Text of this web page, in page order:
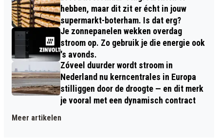
hebben, maar dit zit er écht in jouw
supermarkt-boterham. Is dat erg?
Je zonnepanelen wekken overdag
stroom op. Zo gebruik je die energie ook
's avonds.
Zóveel duurder wordt stroom in
Nederland nu kerncentrales in Europa
stilliggen door de droogte — en dit merk
je vooral met een dynamisch contract
Meer artikelen